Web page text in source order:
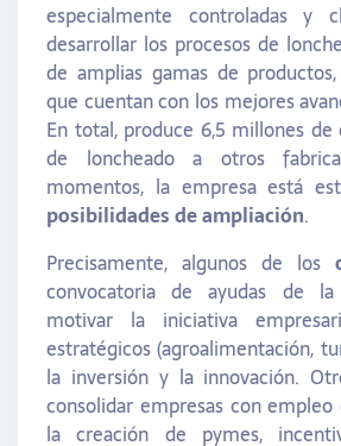
especialmente controladas y
desarrollar los procesos de
de amplias gamas de
que cuentan con los mejores
En total, produce 6,5 millones
de loncheado a otros
momentos, la empresa está
posibilidades de ampliación.
Precisamente, algunos de los
convocatoria de ayudas de
motivar la iniciativa
estratégicos (agroalimentación,
la inversión y la innovación.
consolidar empresas con
la creación de pymes,